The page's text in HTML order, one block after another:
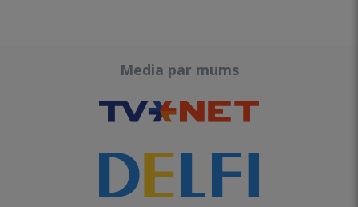
Media par mums